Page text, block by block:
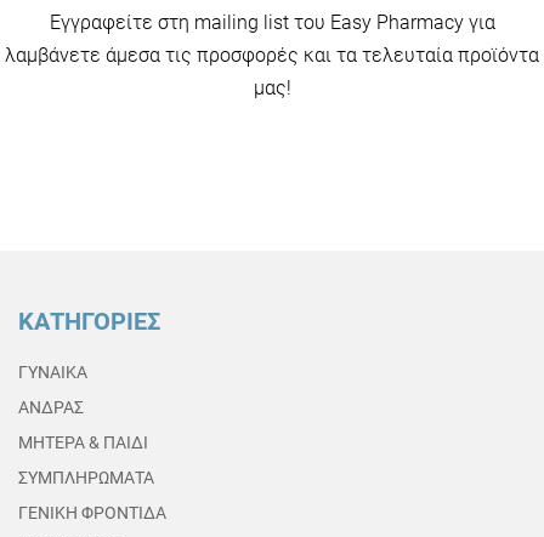
Εγγραφείτε στη mailing list του Easy Pharmacy για
λαμβάνετε άμεσα τις προσφορές και τα τελευταία προϊόντα
μας!
ΚΑΤΗΓΟΡΙΕΣ
ΓΥΝΑΙΚΑ
ΑΝΔΡΑΣ
ΜΗΤΕΡΑ & ΠΑΙΔΙ
ΣΥΜΠΛΗΡΩΜΑΤΑ
ΓΕΝΙΚΗ ΦΡΟΝΤΙΔΑ